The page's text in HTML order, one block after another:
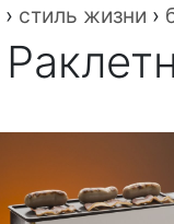
› стиль жизни ›